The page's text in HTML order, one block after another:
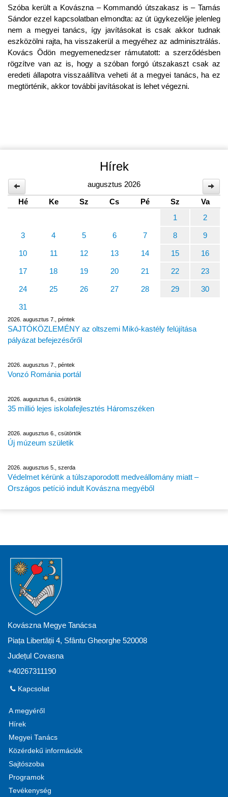
Szóba került a Kovászna – Kommandó útszakasz is – Tamás
Sándor ezzel kapcsolatban elmondta: az út ügykezelője jelenleg
nem a megyei tanács, így javításokat is csak akkor tudnak
eszközölni rajta, ha visszakerül a megyéhez az adminisztrálás.
Kovács Ödön megyemenedzser rámutatott: a szerződésben
rögzítve van az is, hogy a szóban forgó útszakaszt csak az
eredeti állapotra visszaállítva veheti át a megyei tanács, ha ez
megtörténik, akkor további javításokat is lehet végezni.
Hírek
augusztus 2026
Hé
Ke Sz Cs Pé Sz
Va
1
2
3 4 5 6 7 8 9
10 11 12 13 14 15 16
17 18 19 20 21 22 23
24 25 26 27 28 29 30
31
2026. augusztus 7., péntek
SAJTÓKÖZLEMÉNY az oltszemi Mikó-kastély felújítása
pályázat befejezésőről
2026. augusztus 7., péntek
Vonzó Románia portál
2026. augusztus 6., csütörtök
35 millió lejes iskolafejlesztés Háromszéken
2026. augusztus 6., csütörtök
Új múzeum születik
2026. augusztus 5., szerda
Védelmet kérünk a túlszaporodott medveállomány miatt –
Országos petíció indult Kovászna megyéből
Kovászna Megye Tanácsa
Piața Libertății 4, Sfântu Gheorghe 520008
Județul Covasna
+40267311190
Kapcsolat
A megyéről
Hírek
Megyei Tanács
Közérdekű információk
Sajtószoba
Programok
Tevékenység